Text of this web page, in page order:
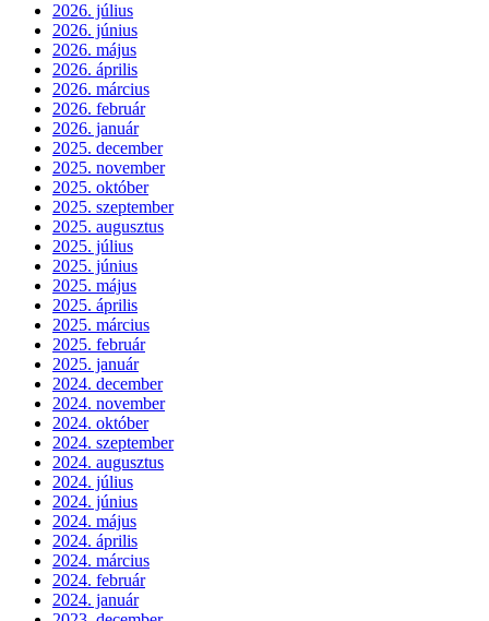
2026. július
2026. június
2026. május
2026. április
2026. március
2026. február
2026. január
2025. december
2025. november
2025. október
2025. szeptember
2025. augusztus
2025. július
2025. június
2025. május
2025. április
2025. március
2025. február
2025. január
2024. december
2024. november
2024. október
2024. szeptember
2024. augusztus
2024. július
2024. június
2024. május
2024. április
2024. március
2024. február
2024. január